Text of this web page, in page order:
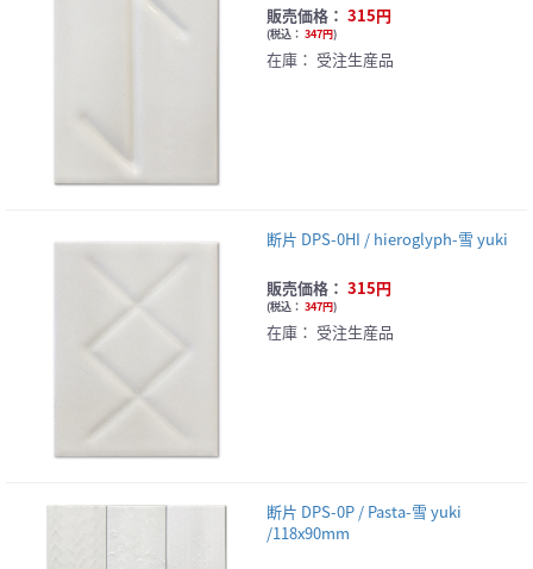
販売価格： 315円
(税込： 347円)
在庫： 受注生産品
断片 DPS-0HI / hieroglyph-雪 yuki
販売価格： 315円
(税込： 347円)
在庫： 受注生産品
断片 DPS-0P / Pasta-雪 yuki
/118x90mm